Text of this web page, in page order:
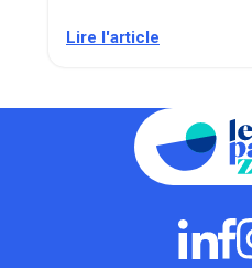
Lire l'article